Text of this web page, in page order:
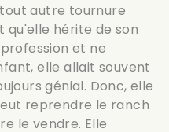
autre tournure
qu'elle hérite de son
et ne
elle allait souvent
génial. Donc, elle
reprendre le ranch
le vendre. Elle